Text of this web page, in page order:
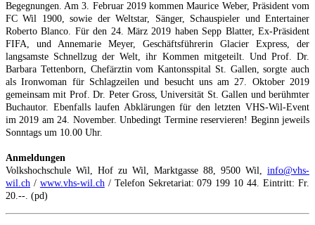
Begegnungen. Am 3. Februar 2019 kommen Maurice Weber, Präsident vom
FC Wil 1900, sowie der Weltstar, Sänger, Schauspieler und Entertainer
Roberto Blanco. Für den 24. März 2019 haben Sepp Blatter, Ex-Präsident
FIFA, und Annemarie Meyer, Geschäftsführerin Glacier Express, der
langsamste Schnellzug der Welt, ihr Kommen mitgeteilt. Und Prof. Dr.
Barbara Tettenborn, Chefärztin vom Kantonsspital St. Gallen, sorgte auch
als Ironwoman für Schlagzeilen und besucht uns am 27. Oktober 2019
gemeinsam mit Prof. Dr. Peter Gross, Universität St. Gallen und berühmter
Buchautor. Ebenfalls laufen Abklärungen für den letzten VHS-Wil-Event
im 2019 am 24. November. Unbedingt Termine reservieren! Beginn jeweils
Sonntags um 10.00 Uhr.
Anmeldungen
Volkshochschule Wil, Hof zu Wil, Marktgasse 88, 9500 Wil, info@vhs-
wil.ch / www.vhs-wil.ch/ Telefon Sekretariat: 079 199 10 44. Eintritt: Fr.
20.--. (pd)